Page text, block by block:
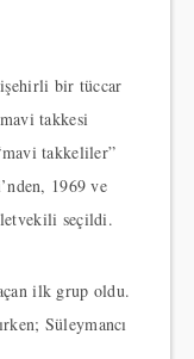
bir tüccar
takkesi
takkeliler”
1969 ve
seçildi.
ilk grup oldu.
Süleymancı